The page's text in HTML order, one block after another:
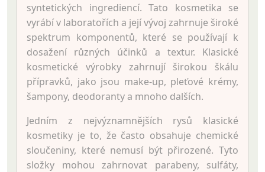
syntetických ingrediencí. Tato kosmetika se
vyrábí v laboratořích a její vývoj zahrnuje široké
spektrum komponentů, které se používají k
dosažení různých účinků a textur. Klasické
kosmetické výrobky zahrnují širokou škálu
přípravků, jako jsou make-up, pleťové krémy,
šampony, deodoranty a mnoho dalších.
Jedním z nejvýznamnějších rysů klasické
kosmetiky je to, že často obsahuje chemické
sloučeniny, které nemusí být přirozené. Tyto
složky mohou zahrnovat parabeny, sulfáty,